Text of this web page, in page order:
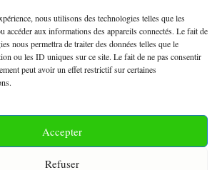
nous utilisons des technologies telles que les
accéder aux informations des appareils connectés. Le fait de
nous permettra de traiter des données telles que le
ou les ID uniques sur ce site. Le fait de ne pas consentir
peut avoir un effet restrictif sur certaines
Accepter
Refuser
avenue Boudon, 75016, Paris
de Vente